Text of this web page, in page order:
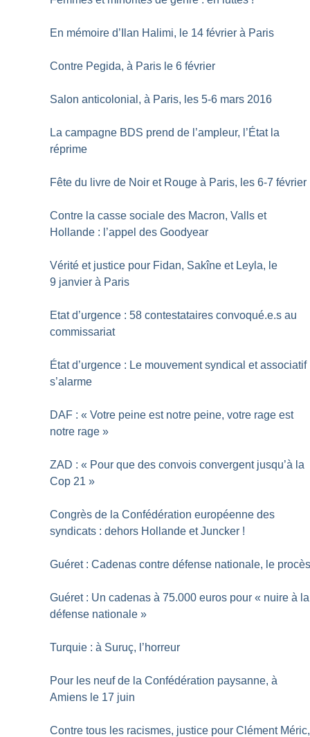
En mémoire d’Ilan Halimi, le 14 février à Paris
Contre Pegida, à Paris le 6 février
Salon anticolonial, à Paris, les 5-6 mars 2016
La campagne BDS prend de l’ampleur, l’État la
réprime
Fête du livre de Noir et Rouge à Paris, les 6-7 février
Contre la casse sociale des Macron, Valls et
Hollande : l’appel des Goodyear
Vérité et justice pour Fidan, Sakîne et Leyla, le
9 janvier à Paris
Etat d’urgence : 58 contestataires convoqué.e.s au
commissariat
État d’urgence : Le mouvement syndical et associatif
s’alarme
DAF : « Votre peine est notre peine, votre rage est
notre rage »
ZAD : « Pour que des convois convergent jusqu’à la
Cop 21 »
Congrès de la Confédération européenne des
syndicats : dehors Hollande et Juncker !
Guéret : Cadenas contre défense nationale, le
Guéret : Un cadenas à 75.000 euros pour « nuire à la
défense nationale »
Turquie : à Suruç, l’horreur
Pour les neuf de la Confédération paysanne, à
Amiens le 17 juin
Contre tous les racismes, justice pour Clément Méric,